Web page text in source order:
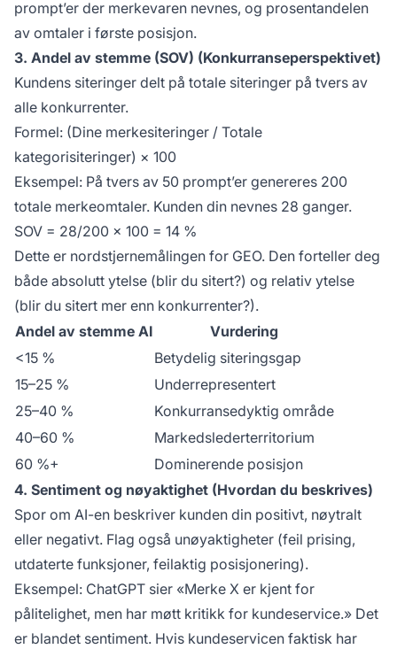
prompt’er der merkevaren nevnes, og prosentandelen
av omtaler i første posisjon.
3. Andel av stemme (SOV) (Konkurranseperspektivet)
Kundens siteringer delt på totale siteringer på tvers av
alle konkurrenter.
Formel: (Dine merkesiteringer / Totale
kategorisiteringer) × 100
Eksempel: På tvers av 50 prompt’er genereres 200
totale merkeomtaler. Kunden din nevnes 28 ganger.
SOV = 28/200 × 100 = 14 %
Dette er nordstjernemålingen for GEO. Den forteller deg
både absolutt ytelse (blir du sitert?) og relativ ytelse
(blir du sitert mer enn konkurrenter?).
Andel av stemme AI
Vurdering
<15 %
Betydelig siteringsgap
15–25 %
Underrepresentert
25–40 %
Konkurransedyktig område
40–60 %
Markedslederterritorium
60 %+
Dominerende posisjon
4. Sentiment og nøyaktighet (Hvordan du beskrives)
Spor om AI-en beskriver kunden din positivt, nøytralt
eller negativt. Flag også unøyaktigheter (feil prising,
utdaterte funksjoner, feilaktig posisjonering).
Eksempel: ChatGPT sier «Merke X er kjent for
pålitelighet, men har møtt kritikk for kundeservice.» Det
er blandet sentiment. Hvis kundeservicen faktisk har